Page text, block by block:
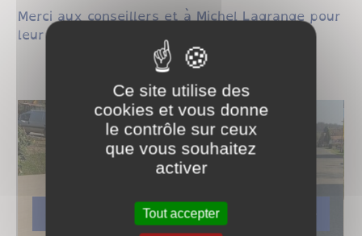
Merci aux conseillers et à Michel Lagrange pour
leur aide.
Ce site utilise des
cookies et vous donne
le contrôle sur ceux
que vous souhaitez
activer
Tout accepter